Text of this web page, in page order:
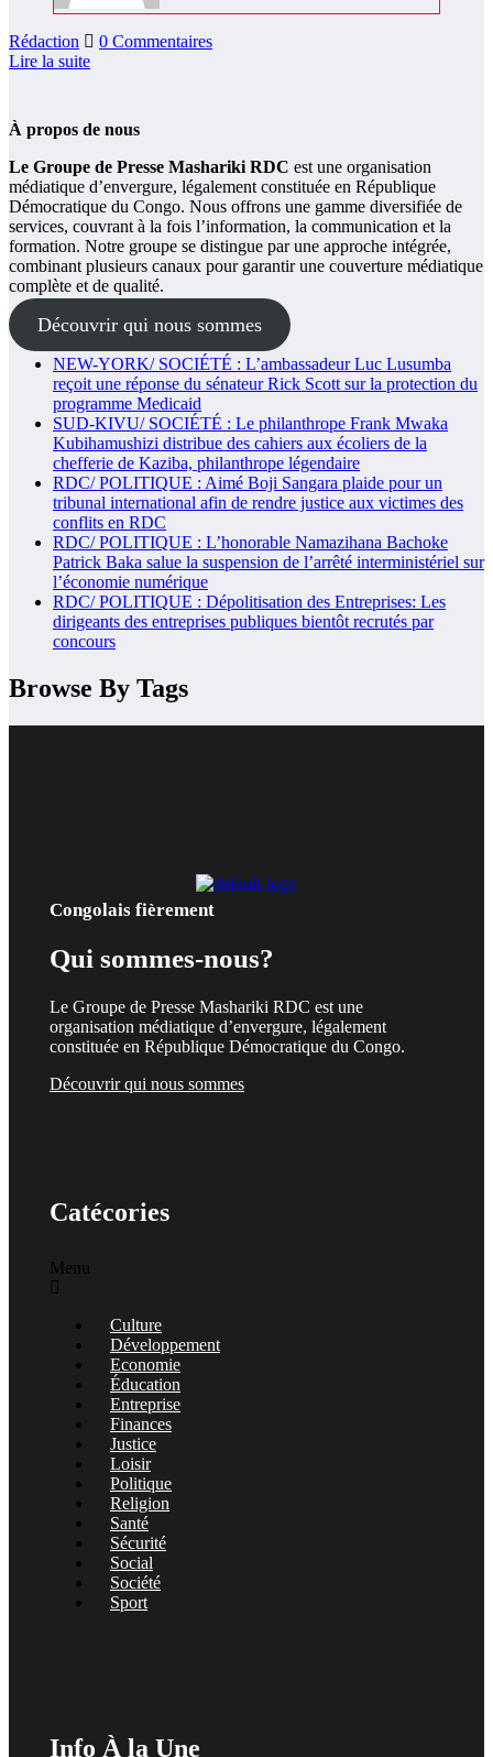
Rédaction
0 Commentaires
Lire la suite
À propos de nous
Le Groupe de Presse Mashariki RDC est une organisation
médiatique d’envergure, légalement constituée en République
Démocratique du Congo. Nous offrons une gamme diversifiée de
services, couvrant à la fois l’information, la communication et la
formation. Notre groupe se distingue par une approche intégrée,
combinant plusieurs canaux pour garantir une couverture médiatique
complète et de qualité.
Découvrir qui nous sommes
NEW-YORK/ SOCIÉTÉ : L’ambassadeur Luc Lusumba
reçoit une réponse du sénateur Rick Scott sur la protection du
programme Medicaid
SUD-KIVU/ SOCIÉTÉ : Le philanthrope Frank Mwaka
Kubihamushizi distribue des cahiers aux écoliers de la
chefferie de Kaziba, philanthrope légendaire
RDC/ POLITIQUE : Aimé Boji Sangara plaide pour un
tribunal international afin de rendre justice aux victimes des
conflits en RDC
RDC/ POLITIQUE : L’honorable Namazihana Bachoke
Patrick Baka salue la suspension de l’arrêté interministériel sur
l’économie numérique
RDC/ POLITIQUE : Dépolitisation des Entreprises: Les
dirigeants des entreprises publiques bientôt recrutés par
concours
Browse By Tags
Congolais fièrement
Qui sommes-nous?
Le Groupe de Presse Mashariki RDC est une
organisation médiatique d’envergure, légalement
constituée en République Démocratique du Congo.
Découvrir qui nous sommes
Catécories
Menu
Culture
Développement
Economie
Éducation
Entreprise
Finances
Justice
Loisir
Politique
Religion
Santé
Sécurité
Social
Société
Sport
Info À la Une